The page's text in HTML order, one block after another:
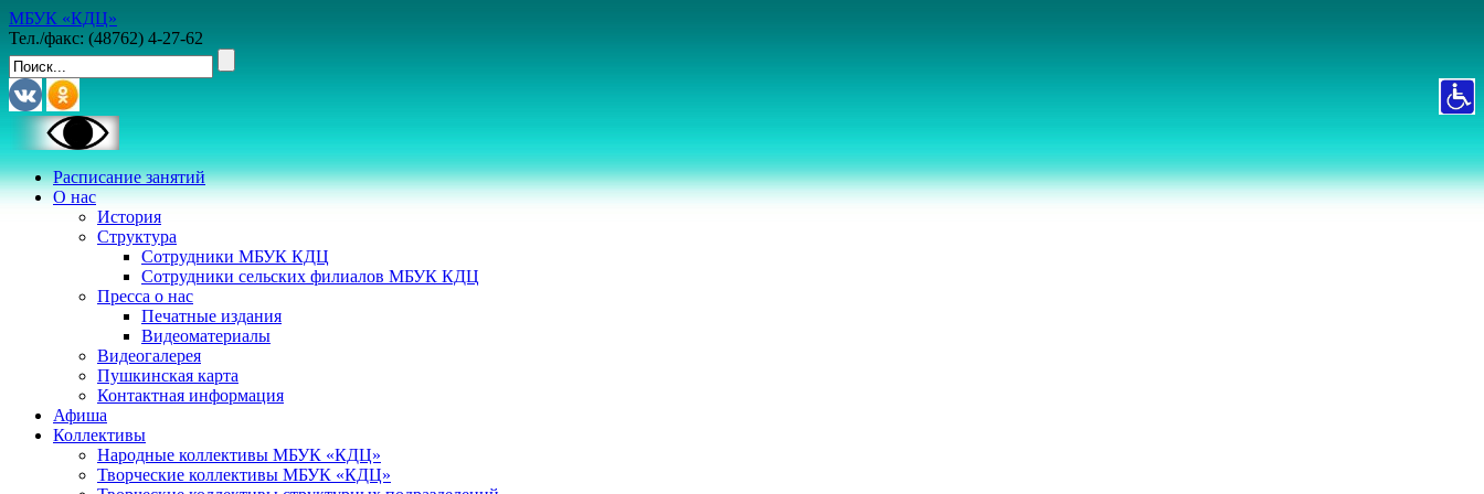
МБУК «КДЦ»
Тел./факс: (48762) 4-27-62
Расписание занятий
О нас
История
Структура
Сотрудники МБУК КДЦ
Сотрудники сельских филиалов МБУК КДЦ
Пресса о нас
Печатные издания
Видеоматериалы
Видеогалерея
Пушкинская карта
Контактная информация
Афиша
Коллективы
Народные коллективы МБУК «КДЦ»
Творческие коллективы МБУК «КДЦ»